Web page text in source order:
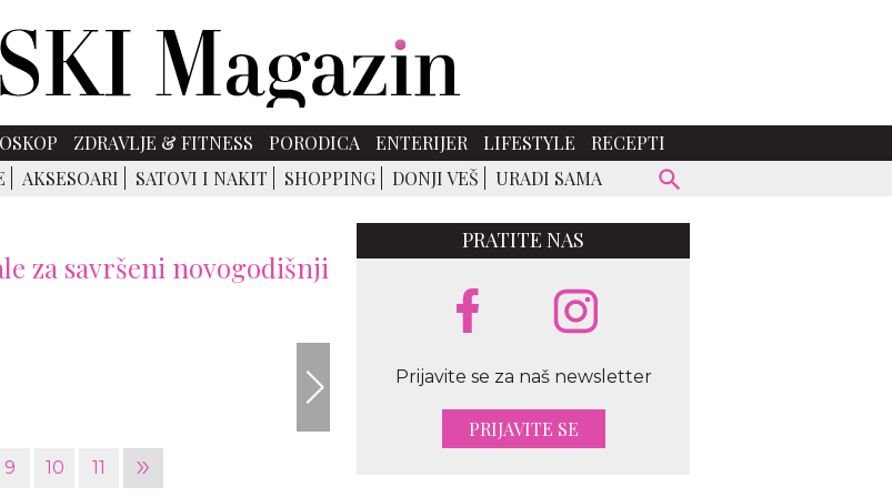
ZDRAVLJE & FITNESS PORODICA ENTERIJER LIFESTYLE
RECEPTI
AKSESOARI SATOVI I NAKIT SHOPPING DONJI VEŠ URADI SAMA
za savršeni novogodišnji
Foto: Zara
9 10 11 »
PRATITE NAS
Prijavite se za naš newsletter
PRIJAVITE SE